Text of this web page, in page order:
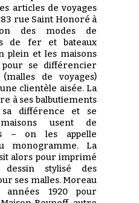
articles de voyages
rue Saint Honoré à
des modes de
de fer et bateaux
plein et les maisons
se différencier
de voyages)
clientèle aisée. La
à ses balbutiements
différence et se
usent de
– on les appelle
monogramme. La
alors pour imprimé
stylisé des
ses malles. Moreau
1920 pour